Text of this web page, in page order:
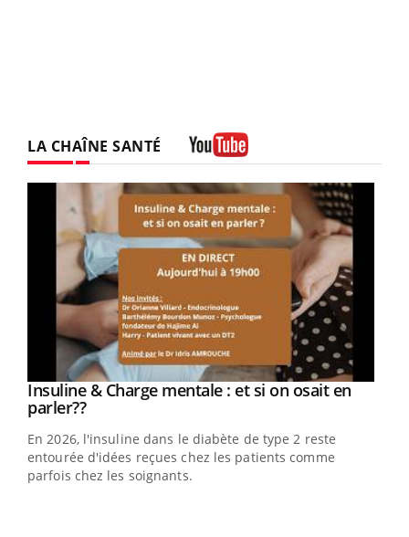
LA CHAÎNE SANTÉ
Youtube
Insuline & Charge mentale : et si on osait en
parler??Youtube
En 2026, l'insuline dans le diabète de type 2 reste
entourée d'idées reçues chez les patients comme
parfois chez les soignants.